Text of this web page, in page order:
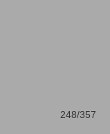
248/357